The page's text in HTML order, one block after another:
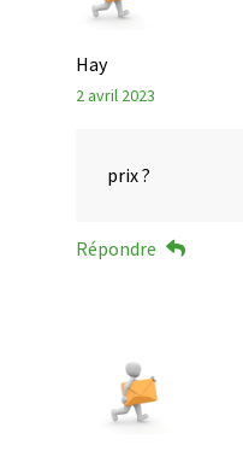
Hay
2 avril 2023
prix ?
Répondre